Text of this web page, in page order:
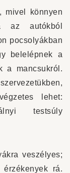
mivel könnyen
az autókból
pocsolyákban
belelépnek a
a mancsukról.
lehet:
testsúly
veszélyes;
rá.